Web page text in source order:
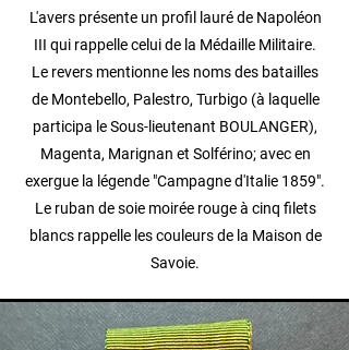
L'avers présente un profil lauré de Napoléon
III qui rappelle celui de la Médaille Militaire.
Le revers mentionne les noms des batailles
de Montebello, Palestro, Turbigo (à laquelle
participa le Sous-lieutenant BOULANGER),
Magenta, Marignan et Solférino; avec en
exergue la légende "Campagne d'Italie 1859".
Le ruban de soie moirée rouge à cinq filets
blancs rappelle les couleurs de la Maison de
Savoie.